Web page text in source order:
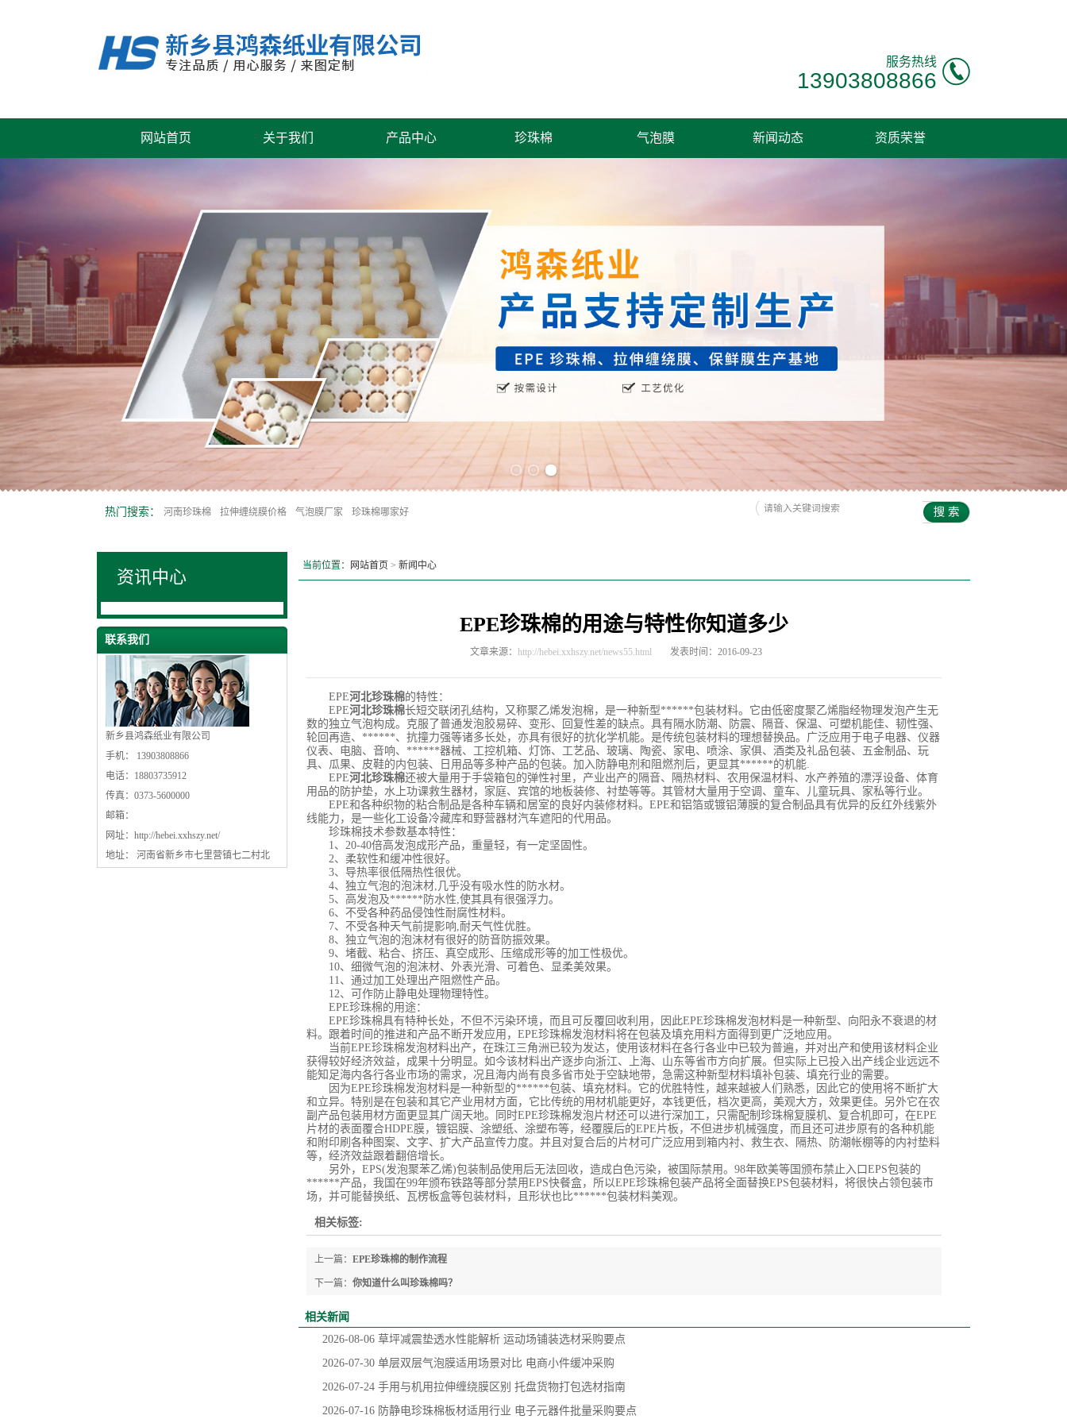
服务热线
13903808866
网站首页 关于我们 产品中心 珍珠棉 气泡膜 新闻动态 资质荣誉
热门搜索： 河南珍珠棉 拉伸缠绕膜价格 气泡膜厂家 珍珠棉哪家好
资讯中心
联系我们
新乡县鸿森纸业有限公司
手机： 13903808866
电话：18803735912
传真：0373-5600000
邮箱：
网址： http://hebei.xxhszy.net/
地址： 河南省新乡市七里营镇七二村北
当前位置： 网站首页 > 新闻中心
EPE珍珠棉的用途与特性你知道多少
文章来源： http://hebei.xxhszy.net/news55.html 发表时间：2016-09-23
EPE河北珍珠棉的特性：
EPE河北珍珠棉长短交联闭孔结构，又称聚乙烯发泡棉，是一种新型******包装材料。它由低密度聚乙烯脂经物理发泡产生无
数的独立气泡构成。克服了普通发泡胶易碎、变形、回复性差的缺点。具有隔水防潮、防震、隔音、保温、可塑机能佳、韧性强、
轮回再造、******、抗撞力强等诸多长处，亦具有很好的抗化学机能。是传统包装材料的理想替换品。广泛应用于电子电器、仪器
仪表、电脑、音响、******器械、工控机箱、灯饰、工艺品、玻璃、陶瓷、家电、喷涂、家俱、酒类及礼品包装、五金制品、玩
具、瓜果、皮鞋的内包装、日用品等多种产品的包装。加入防静电剂和阻燃剂后，更显其******的机能.
EPE河北珍珠棉还被大量用于手袋箱包的弹性衬里，产业出产的隔音、隔热材料、农用保温材料、水产养殖的漂浮设备、体育
用品的防护垫，水上功课救生器材，家庭、宾馆的地板装修、衬垫等等。其管材大量用于空调、童车、儿童玩具、家私等行业。
EPE和各种织物的粘合制品是各种车辆和居室的良好内装修材料。EPE和铝箔或镀铝薄膜的复合制品具有优异的反红外线紫外
线能力，是一些化工设备冷藏库和野营器材汽车遮阳的代用品。
珍珠棉技术参数基本特性：
1、20-40倍高发泡成形产品，重量轻，有一定坚固性。
2、柔软性和缓冲性很好。
3、导热率很低隔热性很优。
4、独立气泡的泡沫材,几乎没有吸水性的防水材。
5、高发泡及******防水性,使其具有很强浮力。
6、不受各种药品侵蚀性耐腐性材料。
7、不受各种天气前提影响,耐天气性优胜。
8、独立气泡的泡沫材有很好的防音防振效果。
9、堵截、粘合、挤压、真空成形、压缩成形等的加工性极优。
10、细微气泡的泡沫材、外表光滑、可着色、显柔美效果。
11、通过加工处理出产阻燃性产品。
12、可作防止静电处理物理特性。
EPE珍珠棉的用途：
EPE珍珠棉具有特种长处，不但不污染环境，而且可反覆回收利用，因此EPE珍珠棉发泡材料是一种新型、向阳永不衰退的材
料。跟着时间的推进和产品不断开发应用，EPE珍珠棉发泡材料将在包装及填充用料方面得到更广泛地应用。
当前EPE珍珠棉发泡材料出产，在珠江三角洲已较为发达，使用该材料在各行各业中已较为普遍，并对出产和使用该材料企业
获得较好经济效益，成果十分明显。如今该材料出产逐步向浙江、上海、山东等省市方向扩展。但实际上已投入出产线企业远远不
能知足海内各行各业市场的需求，况且海内尚有良多省市处于空缺地带，急需这种新型材料填补包装、填充行业的需要。
因为EPE珍珠棉发泡材料是一种新型的******包装、填充材料。它的优胜特性，越来越被人们熟悉，因此它的使用将不断扩大
和立异。特别是在包装和其它产业用材方面，它比传统的用材机能更好，本钱更低，档次更高，美观大方，效果更佳。另外它在农
副产品包装用材方面更显其广阔天地。同时EPE珍珠棉发泡片材还可以进行深加工，只需配制珍珠棉复膜机、复合机即可，在EPE
片材的表面覆合HDPE膜，镀铝膜、涂塑纸、涂塑布等，经覆膜后的EPE片板，不但进步机械强度，而且还可进步原有的各种机能
和附印刷各种图案、文字、扩大产品宣传力度。并且对复合后的片材可广泛应用到箱内衬、救生衣、隔热、防潮帐棚等的内衬垫料
等，经济效益跟着翻倍增长。
另外，EPS(发泡聚苯乙烯)包装制品使用后无法回收，造成白色污染，被国际禁用。98年欧美等国颁布禁止入口EPS包装的
******产品，我国在99年颁布铁路等部分禁用EPS快餐盒，所以EPE珍珠棉包装产品将全面替换EPS包装材料，将很快占领包装市
场，并可能替换纸、瓦楞板盒等包装材料，且形状也比******包装材料美观。
相关标签:
上一篇： EPE珍珠棉的制作流程
下一篇： 你知道什么叫珍珠棉吗？
相关新闻
2026-08-06 草坪减震垫透水性能解析 运动场铺装选材采购要点
2026-07-30 单层双层气泡膜适用场景对比 电商小件缓冲采购
2026-07-24 手用与机用拉伸缠绕膜区别 托盘货物打包选材指南
2026-07-16 防静电珍珠棉板材适用行业 电子元器件批量采购要点